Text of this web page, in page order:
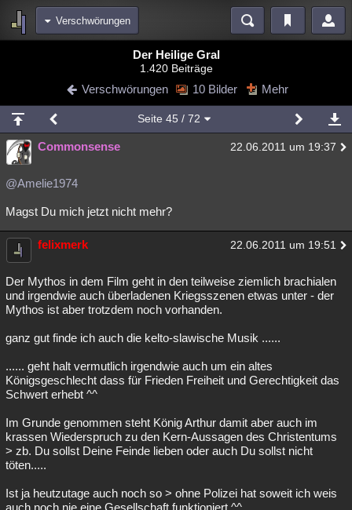
Verschwörungen
Blogs Videos
Chat Wiki Neuigkeiten
meine Rubriken
Menschen Wissenschaft Mystery Kriminalfälle
Spiritualität
Natur Umfragen Unterhaltung
weitere Rubriken
Philosophie
Astronomie Helpdesk Gruppen Filme
Übersichten
Besucht Teilgenommen Alle Neue Geschlossen
Lesenswert
Der Heilige Gral
1.420 Beiträge
Verschwörungen 10 Bilder Mehr
Seite 45 / 72
Commonsense 22.06.2011 um 19:37
@Amelie1974
Magst Du mich jetzt nicht mehr?
felixmerk 22.06.2011 um 19:51
Der Mythos in dem Film geht in den teilweise ziemlich brachialen
und irgendwie auch überladenen Kriegsszenen etwas unter - der
Mythos ist aber trotzdem noch vorhanden.
ganz gut finde ich auch die kelto-slawische Musik ......
...... geht halt vermutlich irgendwie auch um ein altes
Königsgeschlecht dass für Frieden Freiheit und Gerechtigkeit das
Schwert erhebt ^^
Im Grunde genommen steht König Arthur damit aber auch im
krassen Wiederspruch zu den Kern-Aussagen des Christentums
> zb. Du sollst Deine Feinde lieben oder auch Du sollst nicht
töten.....
Ist ja heutzutage auch noch so > ohne Polizei hat soweit ich weis
auch noch nie eine Gesellschaft funktioniert ^^